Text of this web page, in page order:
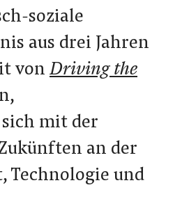
soziale
aus drei Jahren
von Driving the
mit der
an der
Technologie und